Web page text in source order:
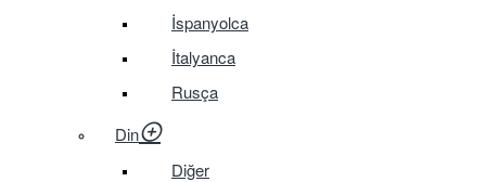
İspanyolca
İtalyanca
Rusça
Din
Diğer